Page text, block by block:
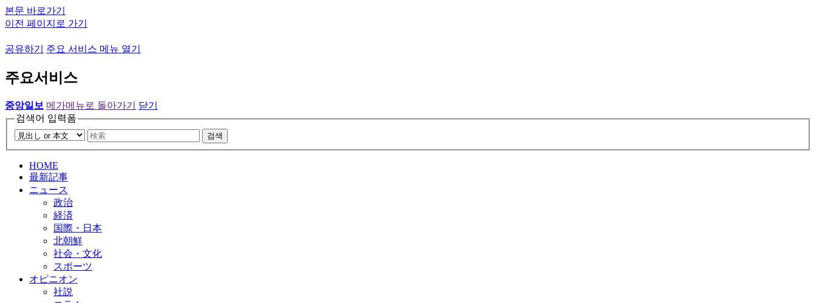
본문 바로가기
이전 페이지로 가기
공유하기 주요 서비스 메뉴 열기
주요서비스
중앙일보 메가메뉴로 돌아가기
닫기
검색어 입력폼
검색
HOME
最新記事
ニュース
政治
経済
国際・日本
北朝鮮
社会・文化
スポーツ
オピニオン
社説